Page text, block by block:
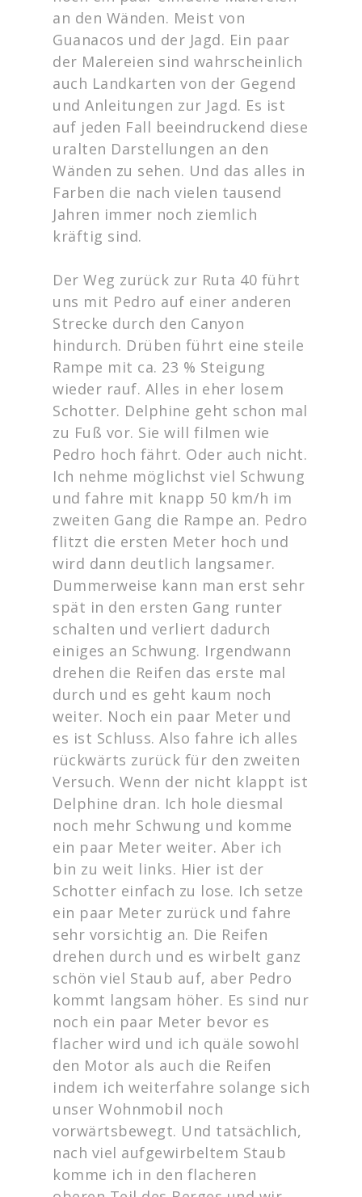
an den Wänden. Meist von
Guanacos und der Jagd. Ein paar
der Malereien sind wahrscheinlich
auch Landkarten von der Gegend
und Anleitungen zur Jagd. Es ist
auf jeden Fall beeindruckend diese
uralten Darstellungen an den
Wänden zu sehen. Und das alles in
Farben die nach vielen tausend
Jahren immer noch ziemlich
kräftig sind.
Der Weg zurück zur Ruta 40 führt
uns mit Pedro auf einer anderen
Strecke durch den Canyon
hindurch. Drüben führt eine steile
Rampe mit ca. 23 % Steigung
wieder rauf. Alles in eher losem
Schotter. Delphine geht schon mal
zu Fuß vor. Sie will filmen wie
Pedro hoch fährt. Oder auch nicht.
Ich nehme möglichst viel Schwung
und fahre mit knapp 50 km/h im
zweiten Gang die Rampe an. Pedro
flitzt die ersten Meter hoch und
wird dann deutlich langsamer.
Dummerweise kann man erst sehr
spät in den ersten Gang runter
schalten und verliert dadurch
einiges an Schwung. Irgendwann
drehen die Reifen das erste mal
durch und es geht kaum noch
weiter. Noch ein paar Meter und
es ist Schluss. Also fahre ich alles
rückwärts zurück für den zweiten
Versuch. Wenn der nicht klappt ist
Delphine dran. Ich hole diesmal
noch mehr Schwung und komme
ein paar Meter weiter. Aber ich
bin zu weit links. Hier ist der
Schotter einfach zu lose. Ich setze
ein paar Meter zurück und fahre
sehr vorsichtig an. Die Reifen
drehen durch und es wirbelt ganz
schön viel Staub auf, aber Pedro
kommt langsam höher. Es sind nur
noch ein paar Meter bevor es
flacher wird und ich quäle sowohl
den Motor als auch die Reifen
indem ich weiterfahre solange sich
unser Wohnmobil noch
vorwärtsbewegt. Und tatsächlich,
nach viel aufgewirbeltem Staub
komme ich in den flacheren